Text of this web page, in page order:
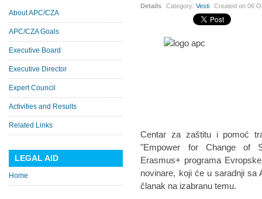
Details Category:Vesti Created on06
Centar za zaštitu i pomoć
"Empower for Change of
Erasmus+ programa
novinare, koji će u saradnji sa
članak na izabranu temu.
About APC/CZA
APC/CZA Goals
Executive Board
Executive Director
Expert Council
Activities and Results
Related Links
LEGAL AID
Home